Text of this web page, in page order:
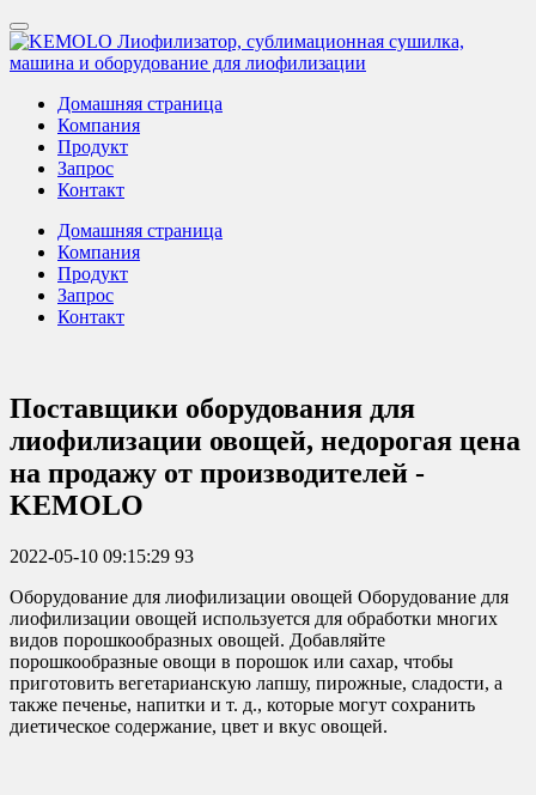
Домашняя страница
Компания
Продукт
Запрос
Контакт
Домашняя страница
Компания
Продукт
Запрос
Контакт
Поставщики оборудования для
лиофилизации овощей, недорогая цена
на продажу от производителей -
KEMOLO
2022-05-10 09:15:29 93
Оборудование для лиофилизации овощей Оборудование для
лиофилизации овощей используется для обработки многих
видов порошкообразных овощей. Добавляйте
порошкообразные овощи в порошок или сахар, чтобы
приготовить вегетарианскую лапшу, пирожные, сладости, а
также печенье, напитки и т. д., которые могут сохранить
диетическое содержание, цвет и вкус овощей.